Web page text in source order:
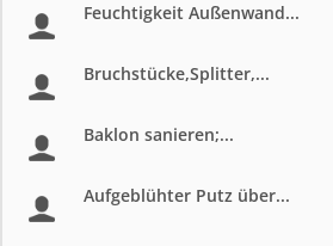
Feuchtigkeit Außenwand...
Bruchstücke,Splitter,...
Baklon sanieren;...
Aufgeblühter Putz über...